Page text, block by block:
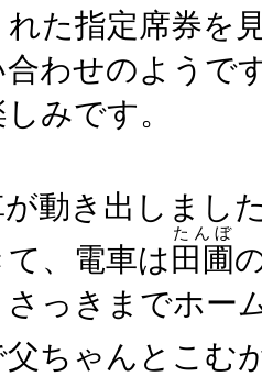
れた指定席券を
合わせのようで
みです。
動き出しまし
て、電車は 田圃
たんぼ
さっきまでホー
父ちゃんとこむ